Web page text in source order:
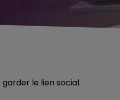
le lien social.